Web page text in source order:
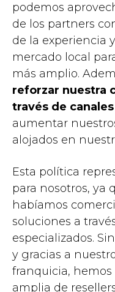
podemos
de los partners
de la experiencia
mercado local
más amplio.
reforzar nuestra
través de
aumentar
alojados en
Esta política
para nosotros, ya
habíamos
soluciones a
especializados.
y gracias a
franquicia,
amplia de